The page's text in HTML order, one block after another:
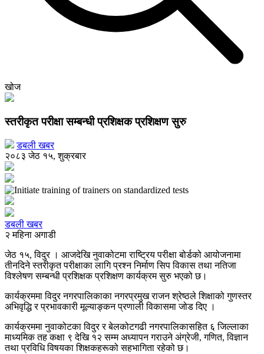
खोज
स्तरीकृत परीक्षा सम्बन्धी प्रशिक्षक प्रशिक्षण सुरु
डबली खबर
२०८३ जेठ १५, शुक्रबार
डबली खबर
२ महिना अगाडी
जेठ १५, विदुर । आजदेखि नुवाकोटमा राष्ट्रिय परीक्षा बोर्डको आयोजनामा
तीनदिने स्तरीकृत परीक्षाका लागि प्रश्न निर्माण सिप विकास तथा नतिजा
विश्लेषण सम्बन्धी प्रशिक्षक प्रशिक्षण कार्यक्रम सुरु भएको छ।
कार्यक्रममा विदुर नगरपालिकाका नगरप्रमुख राजन श्रेष्ठले शिक्षाको गुणस्तर
अभिवृद्धि र प्रभावकारी मूल्याङ्कन प्रणाली विकासमा जोड दिए ।
कार्यक्रममा नुवाकोटका विदुर र बेलकोटगढी नगरपालिकासहित ६ जिल्लाका
माध्यमिक तह कक्षा ९ देखि १२ सम्म अध्यापन गराउने अंग्रेजी, गणित, विज्ञान
तथा प्रविधि विषयका शिक्षकहरूको सहभागिता रहेको छ।